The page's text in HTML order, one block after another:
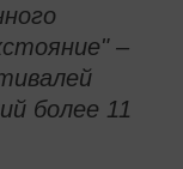
–
более 11